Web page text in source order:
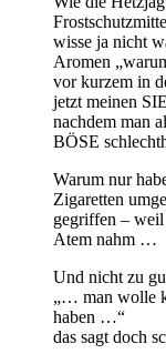
wisse ja nicht
Aromen
vor kurzem in
jetzt meinen
nachdem man
BÖSE
Warum nur
Zigaretten
gegriffen – weil
Atem nahm …
Und nicht zu
„… man wolle
haben …“
das sagt doch